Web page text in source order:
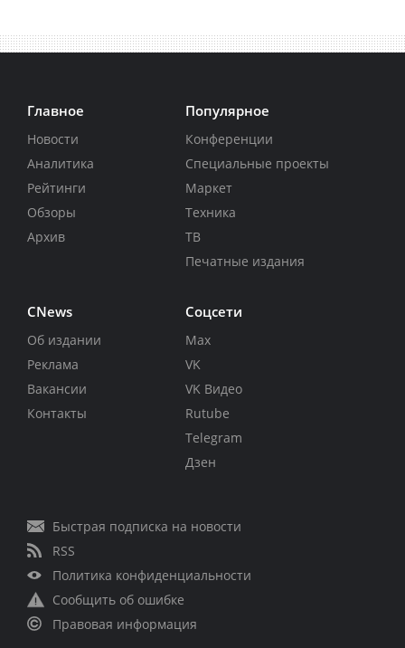
Главное
Новости
Аналитика
Рейтинги
Обзоры
Архив
Популярное
Конференции
Специальные проекты
Маркет
Техника
ТВ
Печатные издания
CNews
Об издании
Реклама
Вакансии
Контакты
Соцсети
Max
VK
VK Видео
Rutube
Telegram
Дзен
Быстрая подписка на новости
RSS
Политика конфиденциальности
Сообщить об ошибке
Правовая информация